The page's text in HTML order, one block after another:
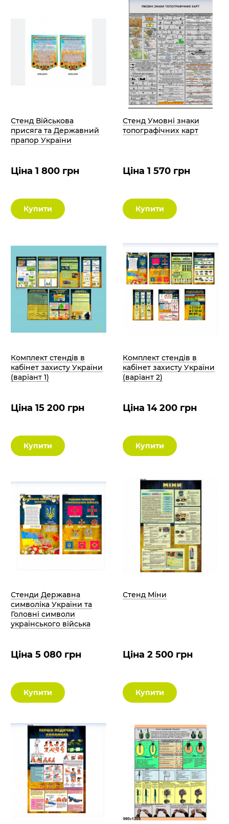
Стенд Військова
присяга та Державний
прапор України
Ціна 1 800 грн
Купити
Стенд Умовні знаки
топографічних карт
Ціна 1 570 грн
Купити
Комплект стендів в
кабінет захисту України
(варіант 1)
Ціна 15 200 грн
Купити
Комплект стендів в
кабінет захисту України
(варіант 2)
Ціна 14 200 грн
Купити
Стенди Державна
символіка України та
Головні символи
українського війська
Ціна 5 080 грн
Купити
Стенд Міни
Ціна 2 500 грн
Купити